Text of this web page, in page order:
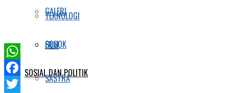
TEKNOLOGI
SOSOK
SOSIAL DAN POLITIK
GALERI
FILM
SASTRA
WhatsApp
Facebook